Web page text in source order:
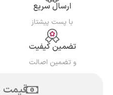
ارسال سریع
با پست پیشتاز
تضمین کیفیت
و تضمین اصالت